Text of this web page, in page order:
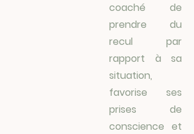
coaché de
prendre du
recul par
rapport à sa
situation,
favorise ses
prises de
conscience et